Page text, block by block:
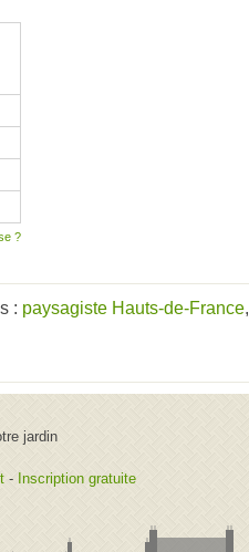
?
: paysagiste Hauts-de-France,
jardin
- Inscription gratuite